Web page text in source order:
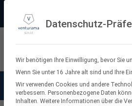
springen
PV-3D-Planungstool
Datenschutz-
Wir benötigen Ihre Einwilligung, bevor Sie
Wenn Sie unter 16 Jahre alt sind und Ihre
Wir verwenden Cookies und andere
verbessern. Personenbezogene Daten
Inhalten. Weitere Informationen über die